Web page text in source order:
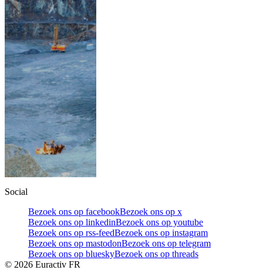
Social
Bezoek ons op facebookBezoek ons op x
Bezoek ons op linkedinBezoek ons op youtube
Bezoek ons op rss-feedBezoek ons op instagram
Bezoek ons op mastodonBezoek ons op telegram
Bezoek ons op blueskyBezoek ons op threads
© 2026 Euractiv FR